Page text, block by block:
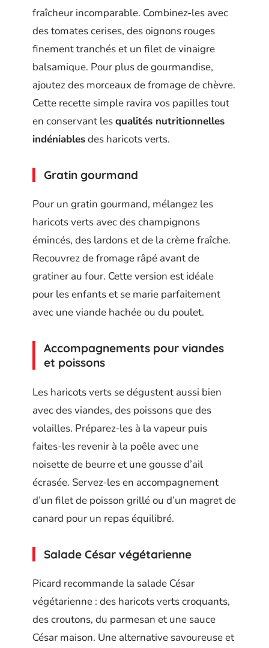
fraîcheur incomparable. Combinez-les avec
des tomates cerises, des oignons rouges
finement tranchés et un filet de vinaigre
balsamique. Pour plus de gourmandise,
ajoutez des morceaux de fromage de chèvre.
Cette recette simple ravira vos papilles tout
en conservant lesqualités nutritionnelles
indéniablesdes haricots verts.
Gratin gourmand
Pour un gratin gourmand, mélangez les
haricots verts avec des champignons
émincés, des lardons et de la crème fraîche.
Recouvrez de fromage râpé avant de
gratiner au four. Cette version est idéale
pour les enfants et se marie parfaitement
avec une viande hachée ou du poulet.
Accompagnements pour viandes
et poissons
Les haricots verts se dégustent aussi bien
avec des viandes, des poissons que des
volailles. Préparez-les à la vapeur puis
faites-les revenir à la poêle avec une
noisette de beurre et une gousse d’ail
écrasée. Servez-les en accompagnement
d’un filet de poisson grillé ou d’un magret de
canard pour un repas équilibré.
Salade César végétarienne
Picard recommande la salade César
végétarienne : des haricots verts croquants,
des croutons, du parmesan et une sauce
César maison. Une alternative savoureuse et